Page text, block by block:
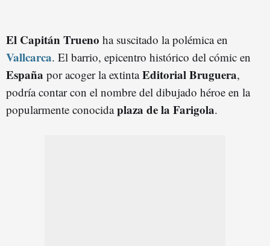
El Capitán Trueno ha suscitado la polémica en
Vallcarca. El barrio, epicentro histórico del cómic en
España por acoger la extintaEditorial Bruguera,
podría contar con el nombre del dibujado héroe en la
popularmente conocidaplaza de la Farigola.